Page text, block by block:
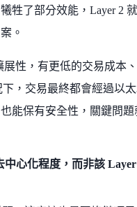
牲了部分效能，Layer 2
。
展性，有更低的交易成本
，交易最終都會經過以
能保有安全性，關鍵問題
中心化程度，而非該